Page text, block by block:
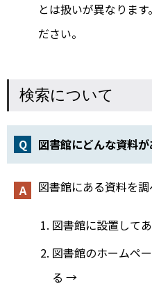
とは扱いが異なりま
ださい。
検索について
図書館にどんな資料が
図書館にある資料を
図書館に設置して
図書館のホームペ
る →